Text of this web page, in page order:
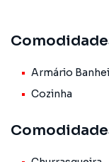
Televisão
Área de
Studio para Venda
Líder, em São
Armário
Cozinha